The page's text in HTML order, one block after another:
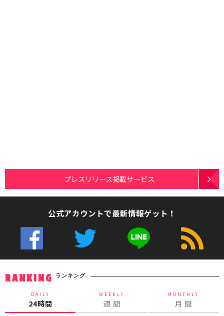
プレスリリース掲載サービス
公式アカウントで最新情報ゲット！
RANKING ランキング
DAILY
24時間
WEEKLY
週 間
MONTHLY
月 間